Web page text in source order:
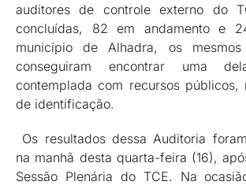
auditores de controle externo do
concluídas, 82 em andamento e
município de Alhadra, os
conseguiram encontrar uma
contemplada com recursos públicos,
de identificação.
Os resultados dessa Auditoria
na manhã desta quarta-feira (16),
Sessão Plenária do TCE. Na